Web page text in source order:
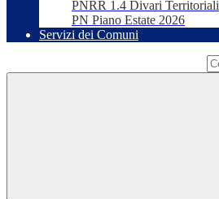
PNRR 1.4 Divari Territoriali
PN Piano Estate 2026
Servizi dei Comuni